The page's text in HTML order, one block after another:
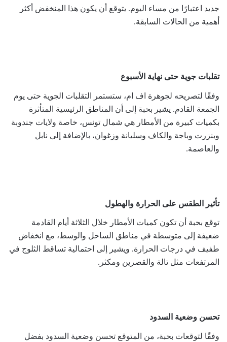
جديد اعتبارًا من مساء اليوم. يتوقع أن يكون هذا المنخفض أكثر
أهمية من الحالات السابقة.
تقلبات جوية حتى نهاية الأسبوع
وفقًا لتصريحه لجوهرة اف ام، ستستمر التقلبات الجوية حتى يوم
الجمعة القادم. يشير بحبة إلى أن المناطق الرئيسية المتأثرة
بكميات كبيرة من الأمطار هي شمال تونس، خاصة ولايات جندوبة
وبنزرت وباجة والكاف وسليانة وزغوان، بالإضافة إلى نابل
والعاصمة.
تأثير الطقس على الحرارة والهطول
توقع بحبة أن تكون كميات الأمطار خلال الثلاثة أيام القادمة
ضعيفة إلى متوسطة في مناطق الساحل والوسط، مع انخفاض
طفيف في درجات الحرارة. ويشير إلى احتمالية تساقط الثلوج في
المرتفعات مثل تالة والقصرين ومكثر.
تحسن وضعية السدود
وفقًا لتوقعات بحبة، من المتوقع تحسن وضعية السدود بفضل